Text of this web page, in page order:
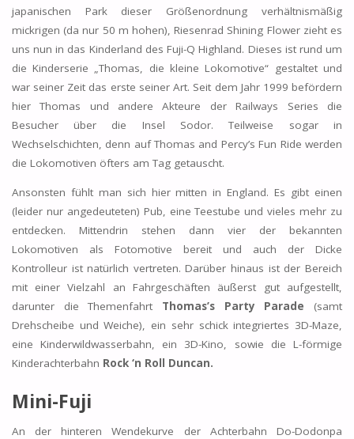
japanischen Park dieser Größenordnung verhältnismäßig
mickrigen (da nur 50 m hohen), Riesenrad Shining Flower zieht es
uns nun in das Kinderland des Fuji-Q Highland. Dieses ist rund um
die Kinderserie „Thomas, die kleine Lokomotive“ gestaltet und
war seiner Zeit das erste seiner Art. Seit dem Jahr 1999 befördern
hier Thomas und andere Akteure der Railways Series die
Besucher über die Insel Sodor. Teilweise sogar in
Wechselschichten, denn auf Thomas and Percy’s Fun Ride werden
die Lokomotiven öfters am Tag getauscht.
Ansonsten fühlt man sich hier mitten in England. Es gibt einen
(leider nur angedeuteten) Pub, eine Teestube und vieles mehr zu
entdecken. Mittendrin stehen dann vier der bekannten
Lokomotiven als Fotomotive bereit und auch der Dicke
Kontrolleur ist natürlich vertreten. Darüber hinaus ist der Bereich
mit einer Vielzahl an Fahrgeschäften äußerst gut aufgestellt,
darunter die Themenfahrt Thomas’s Party Parade (samt
Drehscheibe und Weiche), ein sehr schick integriertes 3D-Maze,
eine Kinderwildwasserbahn, ein 3D-Kino, sowie die L-förmige
Kinderachterbahn Rock ‘n Roll Duncan.
Mini-Fuji
An der hinteren Wendekurve der Achterbahn Do-Dodonpa